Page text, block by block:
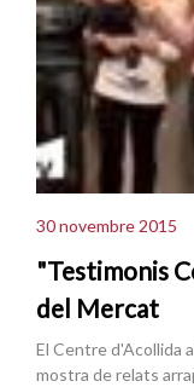
30 novembre 2015
"Testimonis
del Mercat
El Centre d'Acollida
mostra de relats